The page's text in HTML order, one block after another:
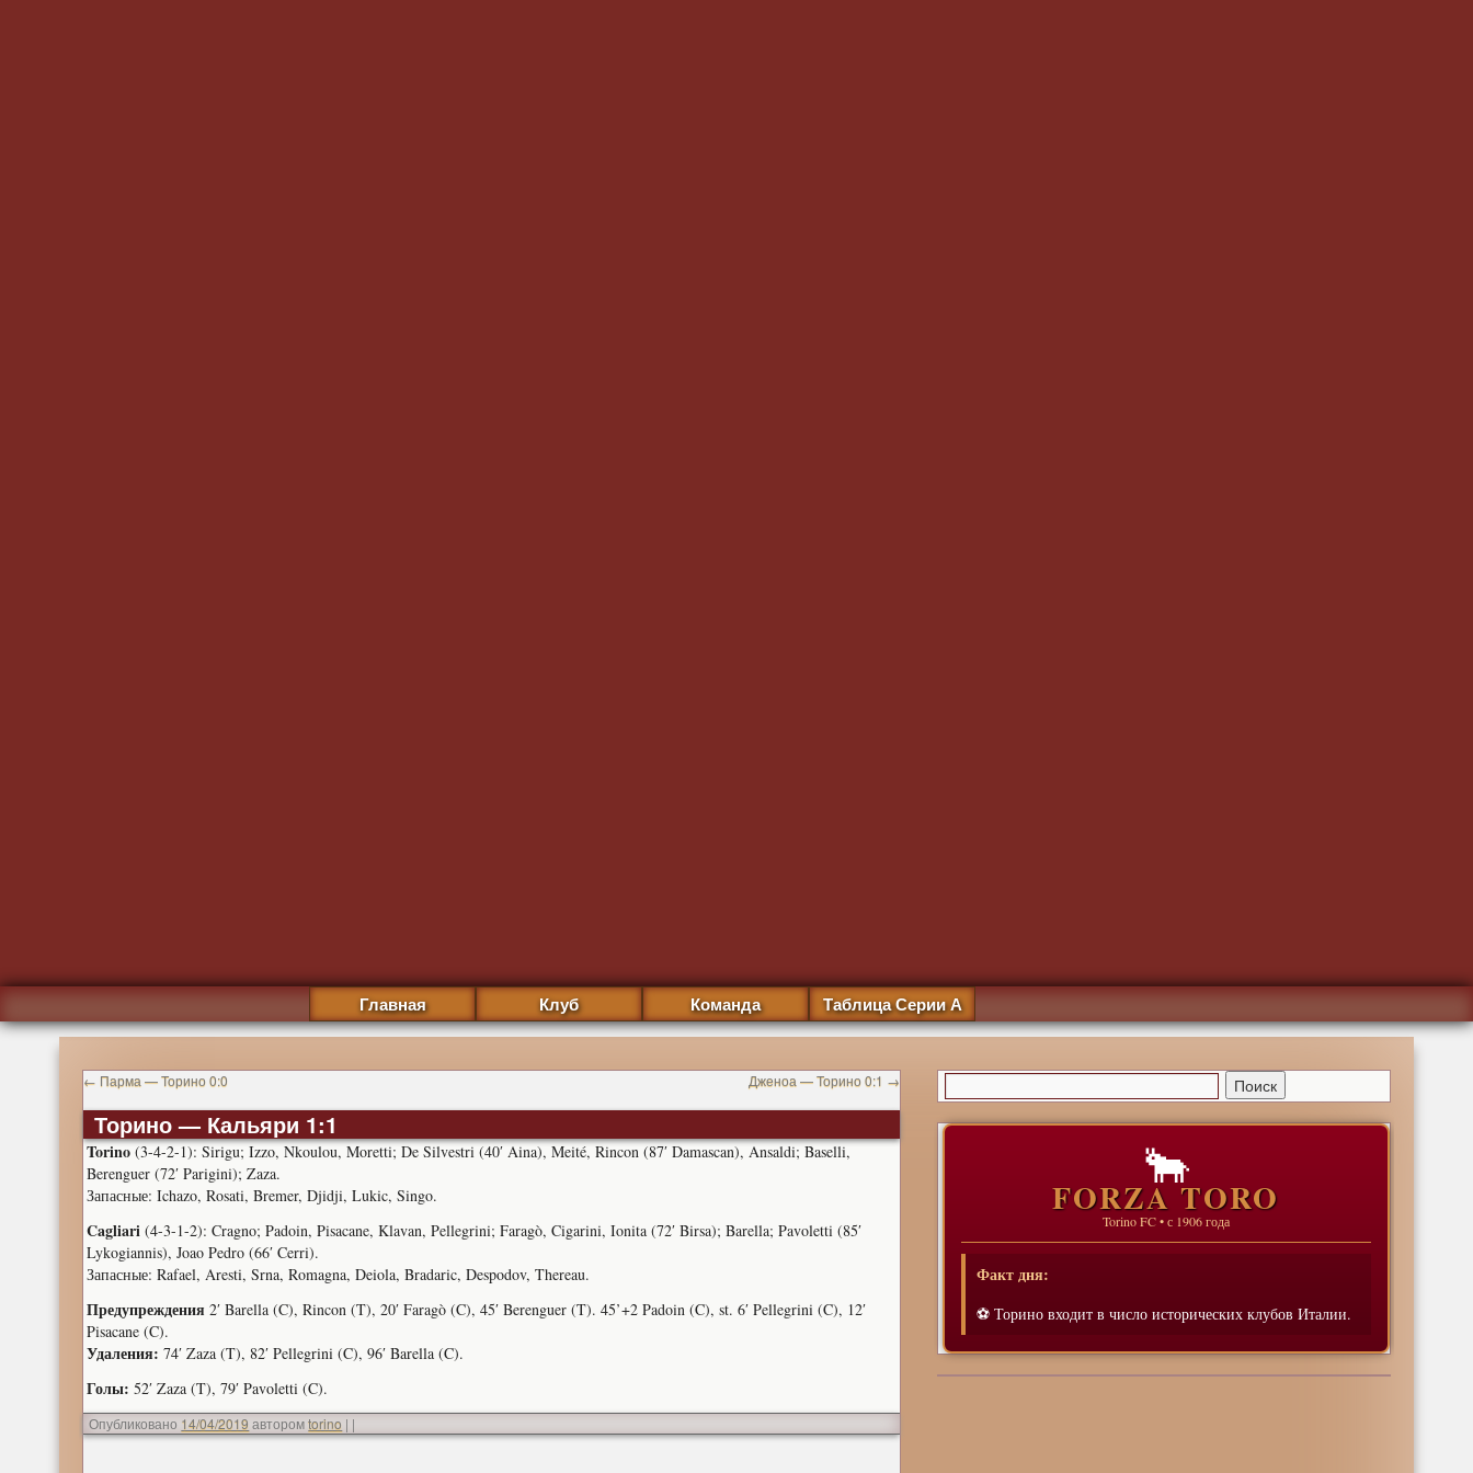
Главная Клуб Команда Таблица Серии А
← Парма — Торино 0:0 Дженоа — Торино 0:1 →
Торино — Кальяри 1:1
Torino (3-4-2-1): Sirigu; Izzo, Nkoulou, Moretti; De Silvestri (40′ Aina), Meité, Rincon (87′ Damascan), Ansaldi; Baselli,
Berenguer (72′ Parigini); Zaza.
Запасные: Ichazo, Rosati, Bremer, Djidji, Lukic, Singo.
Cagliari (4-3-1-2): Cragno; Padoin, Pisacane, Klavan, Pellegrini; Faragò, Cigarini, Ionita (72′ Birsa); Barella; Pavoletti (85′
Lykogiannis), Joao Pedro (66′ Cerri).
Запасные: Rafael, Aresti, Srna, Romagna, Deiola, Bradaric, Despodov, Thereau.
Предупреждения 2′ Barella (C), Rincon (T), 20′ Faragò (C), 45′ Berenguer (T). 45’+2 Padoin (C), st. 6′ Pellegrini (C), 12′
Pisacane (C).
Удаления: 74′ Zaza (T), 82′ Pellegrini (C), 96′ Barella (C).
Голы: 52′ Zaza (T), 79′ Pavoletti (C).
Опубликовано 14/04/2019 авторомtorino | |
🐂
FORZA TORO
Torino FC • с 1906 года
Факт дня:
⚽ Торино входит в число исторических клубов Италии.